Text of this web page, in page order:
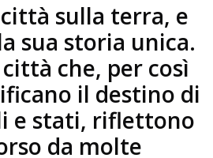
sulla terra, e
sua storia unica.
che, per così
il destino di
e stati, riflettono
da molte